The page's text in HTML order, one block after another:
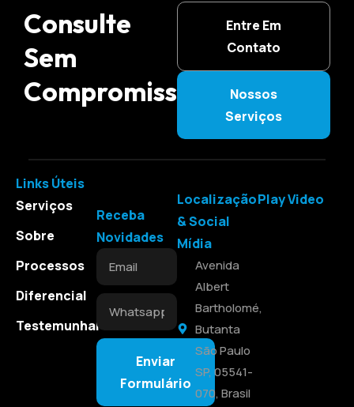
Consulte
Sem
Compromisso
Entre Em
Contato
Nossos
Serviços
Links Úteis
Serviços
Sobre
Processos
Diferencial
Testemunhal
Receba
Novidades
Enviar
Formulário
Localização
& Social
Mídia
Avenida
Albert
Bartholomé,
Butanta
São Paulo
SP, 05541-
070, Brasil
Play Video